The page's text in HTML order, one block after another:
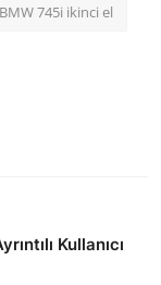
BMW 745i ikinci el
Kullanıcı